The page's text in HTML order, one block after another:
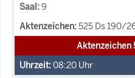
9
525 Ds 190/
Aktenzeichen
08:20 Uhr